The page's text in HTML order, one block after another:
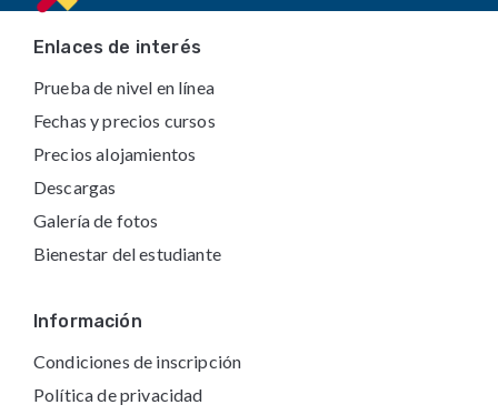
FooterEnlaces de interés
Prueba de nivel en línea
Fechas y precios cursos
Precios alojamientos
Descargas
Galería de fotos
Bienestar del estudiante
Información
Condiciones de inscripción
Política de privacidad